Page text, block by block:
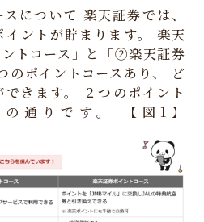
について 楽天証券では、
ントが貯まります。
楽天
トコース」と「②楽天証券
ポイントコースあり、
ど
きます。
２つのポイント
通りです。
【図1】